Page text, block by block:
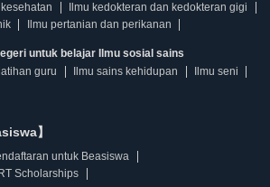
Ilmu kedokteran dan kedokteran gigi
Ilmu pertanian dan perikanan
untuk belajar Ilmu sosial sains
guru
Ilmu sains kehidupan
Ilmu seni
】
untuk Beasiswa
Scholarships